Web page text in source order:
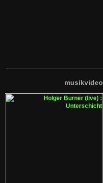
musikvideo